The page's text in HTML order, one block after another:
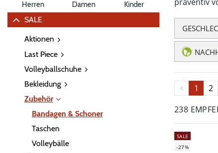
Herren Damen Kinder
SALE
Aktionen
Last Piece
Volleyballschuhe
Bekleidung
Zubehör
Bandagen & Schoner
Taschen
Volleybälle
1 2
238
SALE
-27%